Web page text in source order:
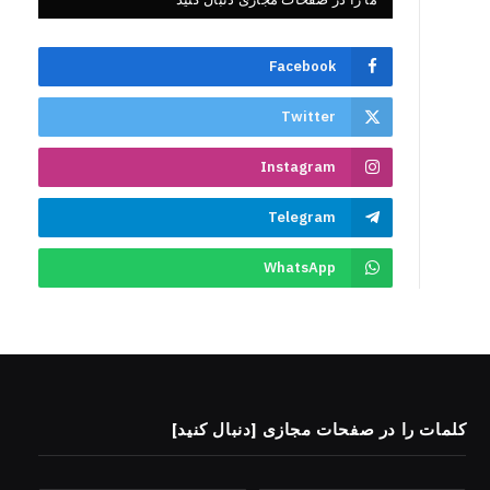
Facebook
Twitter
Instagram
Telegram
WhatsApp
کلمات را در صفحات مجازی [دنبال کنید]